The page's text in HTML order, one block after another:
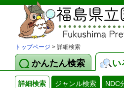
トップページ > 詳細検索
かんたん検索 い
詳細検索 ジャンル検索 NDC